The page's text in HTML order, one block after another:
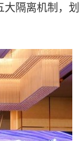
大隔离机制，